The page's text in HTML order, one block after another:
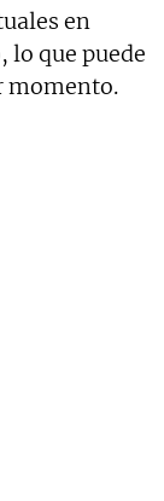
en
lo que puede
momento.